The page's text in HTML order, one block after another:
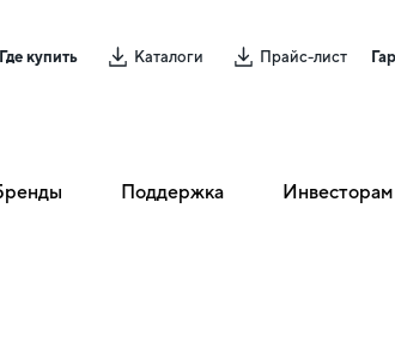
Где купить Каталоги Прайс-лист
Поддержка Инвесторам